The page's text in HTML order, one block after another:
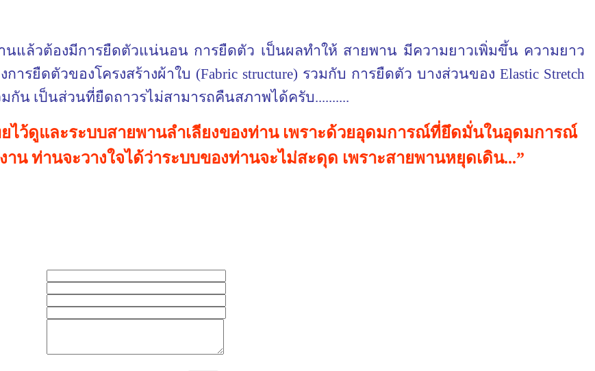
นแล้วต้องมีการยืดตัวแน่นอน การยืดตัว เป็นผลทำให้ สายพาน มีความยาวเพิ่มขึ้น ความยาว
ารยืดตัวของโครงสร้างผ้าใบ (Fabric structure) รวมกับ การยืดตัว บางส่วนของ Elastic Stretch
มกัน เป็นส่วนที่ยืดถาวรไม่สามารถคืนสภาพได้ครับ..........
ไว้ดูและระบบสายพานลำเลียงของท่าน เพราะด้วยอุดมการณ์ที่ยึดมั่นในอุดมการณ์
าน ท่านจะวางใจได้ว่าระบบของท่านจะไม่สะดุด เพราะสายพานหยุดเดิน...”